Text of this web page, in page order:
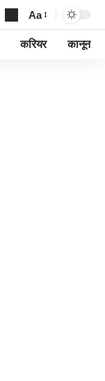
Font
Resizer
Aa
करियर कानून